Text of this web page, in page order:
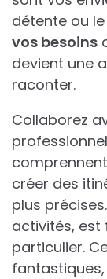
détente ou
vos besoins
devient une
raconter.
Collaborez
créer des
plus
activités, est
particulier.